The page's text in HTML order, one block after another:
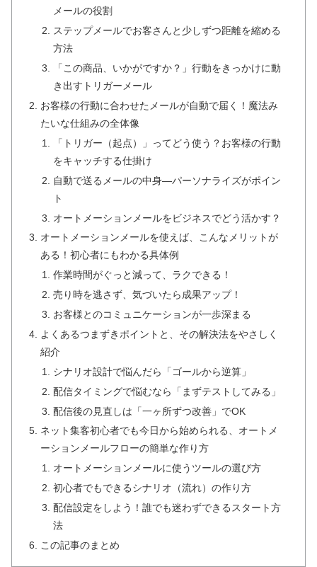
メールの役割
ステップメールでお客さんと少しずつ距離を縮める
方法
「この商品、いかがですか？」行動をきっかけに動
き出すトリガーメール
お客様の行動に合わせたメールが自動で届く！魔法み
たいな仕組みの全体像
「トリガー（起点）」ってどう使う？お客様の行動
をキャッチする仕掛け
自動で送るメールの中身―パーソナライズがポイン
ト
オートメーションメールをビジネスでどう活かす？
オートメーションメールを使えば、こんなメリットが
ある！初心者にもわかる具体例
作業時間がぐっと減って、ラクできる！
売り時を逃さず、気づいたら成果アップ！
お客様とのコミュニケーションが一歩深まる
よくあるつまずきポイントと、その解決法をやさしく
紹介
シナリオ設計で悩んだら「ゴールから逆算」
配信タイミングで悩むなら「まずテストしてみる」
配信後の見直しは「一ヶ所ずつ改善」でOK
ネット集客初心者でも今日から始められる、オートメ
ーションメールフローの簡単な作り方
オートメーションメールに使うツールの選び方
初心者でもできるシナリオ（流れ）の作り方
配信設定をしよう！誰でも迷わずできるスタート方
法
この記事のまとめ